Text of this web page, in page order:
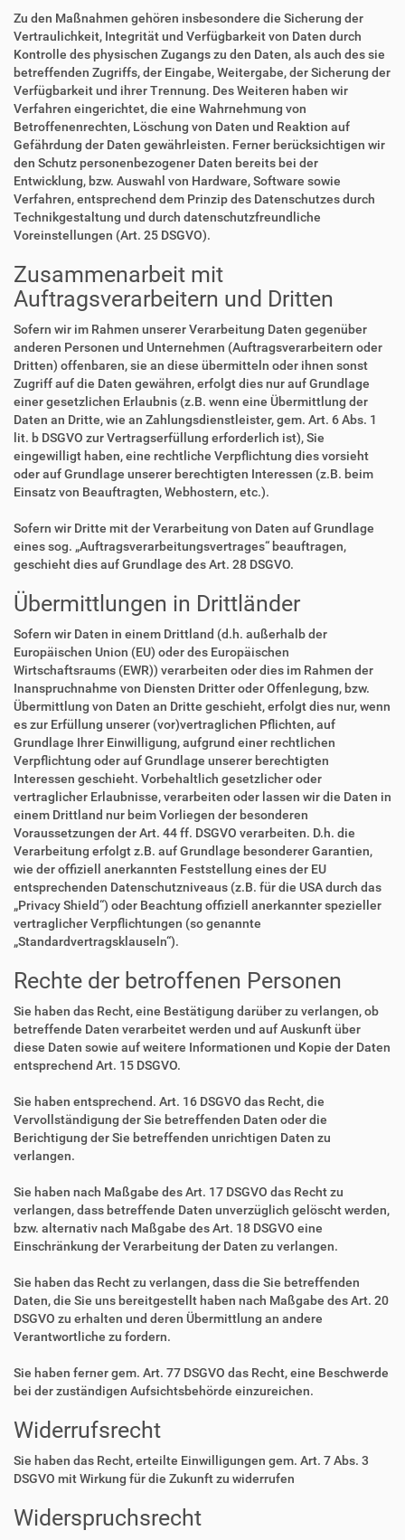
Zu den Maßnahmen gehören insbesondere die Sicherung der
Vertraulichkeit, Integrität und Verfügbarkeit von Daten durch
Kontrolle des physischen Zugangs zu den Daten, als auch des sie
betreffenden Zugriffs, der Eingabe, Weitergabe, der Sicherung der
Verfügbarkeit und ihrer Trennung. Des Weiteren haben wir
Verfahren eingerichtet, die eine Wahrnehmung von
Betroffenenrechten, Löschung von Daten und Reaktion auf
Gefährdung der Daten gewährleisten. Ferner berücksichtigen wir
den Schutz personenbezogener Daten bereits bei der
Entwicklung, bzw. Auswahl von Hardware, Software sowie
Verfahren, entsprechend dem Prinzip des Datenschutzes durch
Technikgestaltung und durch datenschutzfreundliche
Voreinstellungen (Art. 25 DSGVO).
Zusammenarbeit mit
Auftragsverarbeitern und Dritten
Sofern wir im Rahmen unserer Verarbeitung Daten gegenüber
anderen Personen und Unternehmen (Auftragsverarbeitern oder
Dritten) offenbaren, sie an diese übermitteln oder ihnen sonst
Zugriff auf die Daten gewähren, erfolgt dies nur auf Grundlage
einer gesetzlichen Erlaubnis (z.B. wenn eine Übermittlung der
Daten an Dritte, wie an Zahlungsdienstleister, gem. Art. 6 Abs. 1
lit. b DSGVO zur Vertragserfüllung erforderlich ist), Sie
eingewilligt haben, eine rechtliche Verpflichtung dies vorsieht
oder auf Grundlage unserer berechtigten Interessen (z.B. beim
Einsatz von Beauftragten, Webhostern, etc.).
Sofern wir Dritte mit der Verarbeitung von Daten auf Grundlage
eines sog. „Auftragsverarbeitungsvertrages“ beauftragen,
geschieht dies auf Grundlage des Art. 28 DSGVO.
Übermittlungen in Drittländer
Sofern wir Daten in einem Drittland (d.h. außerhalb der
Europäischen Union (EU) oder des Europäischen
Wirtschaftsraums (EWR)) verarbeiten oder dies im Rahmen der
Inanspruchnahme von Diensten Dritter oder Offenlegung, bzw.
Übermittlung von Daten an Dritte geschieht, erfolgt dies nur, wenn
es zur Erfüllung unserer (vor)vertraglichen Pflichten, auf
Grundlage Ihrer Einwilligung, aufgrund einer rechtlichen
Verpflichtung oder auf Grundlage unserer berechtigten
Interessen geschieht. Vorbehaltlich gesetzlicher oder
vertraglicher Erlaubnisse, verarbeiten oder lassen wir die Daten in
einem Drittland nur beim Vorliegen der besonderen
Voraussetzungen der Art. 44 ff. DSGVO verarbeiten. D.h. die
Verarbeitung erfolgt z.B. auf Grundlage besonderer Garantien,
wie der offiziell anerkannten Feststellung eines der EU
entsprechenden Datenschutzniveaus (z.B. für die USA durch das
„Privacy Shield“) oder Beachtung offiziell anerkannter spezieller
vertraglicher Verpflichtungen (so genannte
„Standardvertragsklauseln“).
Rechte der betroffenen Personen
Sie haben das Recht, eine Bestätigung darüber zu verlangen, ob
betreffende Daten verarbeitet werden und auf Auskunft über
diese Daten sowie auf weitere Informationen und Kopie der Daten
entsprechend Art. 15 DSGVO.
Sie haben entsprechend. Art. 16 DSGVO das Recht, die
Vervollständigung der Sie betreffenden Daten oder die
Berichtigung der Sie betreffenden unrichtigen Daten zu
verlangen.
Sie haben nach Maßgabe des Art. 17 DSGVO das Recht zu
verlangen, dass betreffende Daten unverzüglich gelöscht werden,
bzw. alternativ nach Maßgabe des Art. 18 DSGVO eine
Einschränkung der Verarbeitung der Daten zu verlangen.
Sie haben das Recht zu verlangen, dass die Sie betreffenden
Daten, die Sie uns bereitgestellt haben nach Maßgabe des Art. 20
DSGVO zu erhalten und deren Übermittlung an andere
Verantwortliche zu fordern.
Sie haben ferner gem. Art. 77 DSGVO das Recht, eine Beschwerde
bei der zuständigen Aufsichtsbehörde einzureichen.
Widerrufsrecht
Sie haben das Recht, erteilte Einwilligungen gem. Art. 7 Abs. 3
DSGVO mit Wirkung für die Zukunft zu widerrufen
Widerspruchsrecht